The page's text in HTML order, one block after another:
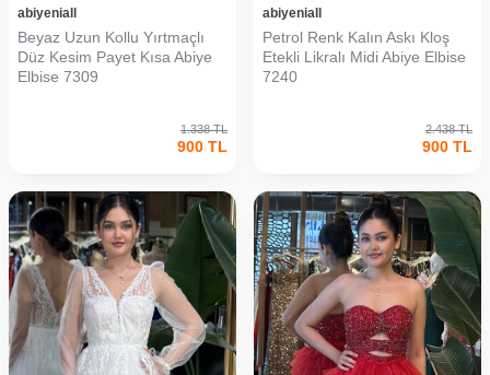
abiyeniall
Beyaz Uzun Kollu Yırtmaçlı
Düz Kesim Payet Kısa Abiye
Elbise 7309
1.338TL
900 TL
abiyeniall
Petrol Renk Kalın Askı Kloş
Etekli Likralı Midi Abiye Elbise
7240
2.438TL
900 TL